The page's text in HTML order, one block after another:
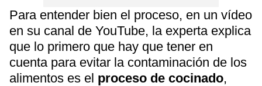
Para entender bien el proceso, en un vídeo
en su canal de YouTube, la experta explica
que lo primero que hay que tener en
cuenta para evitar la contaminación de los
alimentos es el proceso de cocinado,